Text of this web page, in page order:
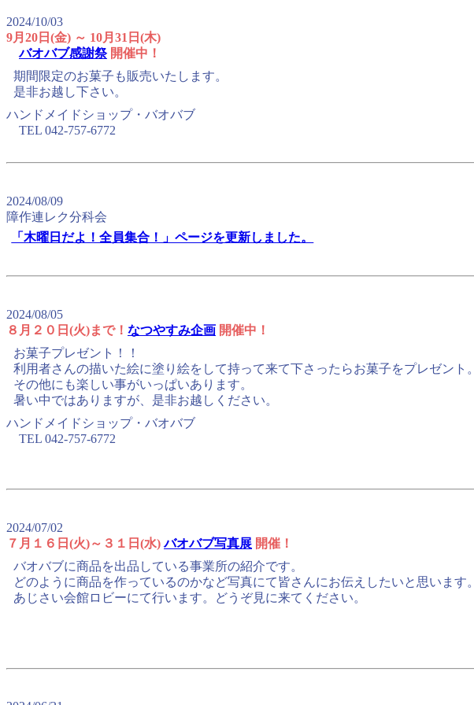
2024/10/03
9月20日(金) ～ 10月31日(木)
バオバブ感謝祭開催中！
期間限定のお菓子も販売いたします。
是非お越し下さい。
ハンドメイドショップ・バオバブ
TEL 042-757-6772
2024/08/09
障作連レク分科会
「木曜日だよ！全員集合！」ページを更新しました。
2024/08/05
８月２０日(火)まで！ なつやすみ企画 開催中！
お菓子プレゼント！！
利用者さんの描いた絵に塗り絵をして持って来て下さったらお菓子をプレゼント。
その他にも楽しい事がいっぱいあります。
暑い中ではありますが、是非お越しください。
ハンドメイドショップ・バオバブ
TEL 042-757-6772
2024/07/02
７月１６日(火)～３１日(水)バオバブ写真展 開催！
バオバブに商品を出品している事業所の紹介です。
どのように商品を作っているのかなど写真にて皆さんにお伝えしたいと思います。
あじさい会館ロビーにて行います。どうぞ見に来てください。